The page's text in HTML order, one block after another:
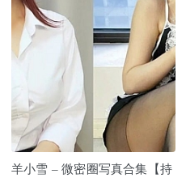
羊小雪 – 微密圈写真合集【持